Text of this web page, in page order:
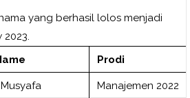
yang berhasil lolos menjadi
Prodi
Musyafa Manajemen 2022